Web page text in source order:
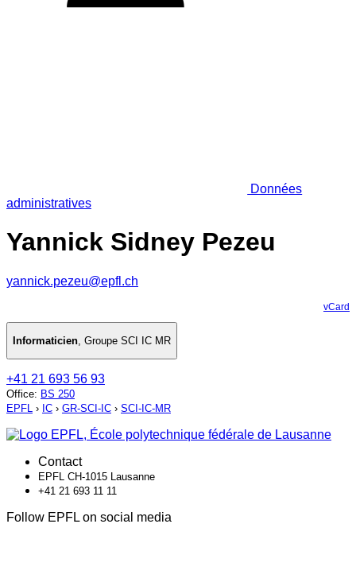
Données
administratives
Yannick Sidney Pezeu
yannick.pezeu@epfl.ch
vCard
Informaticien, Groupe SCI IC MR
+41 21 693 56 93
Office: BS 250
EPFL › IC › GR-SCI-IC › SCI-IC-MR
Contact
EPFL CH-1015 Lausanne
+41 21 693 11 11
Follow EPFL on social media